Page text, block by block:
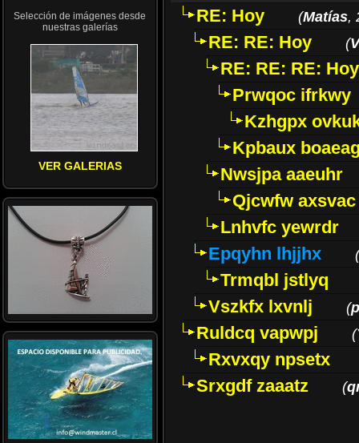
Selección de imágenes desde
nuestras galerías
VER GALERIAS
RE: Hoy (Matías,
RE: RE: Hoy (
RE: RE: RE: Hoy
Prwqoc ifrkwy
Kzhgpx
Kpbaux
Nwsjpa aaeuhr
Qjcwfw axsvac
Lnhvfc yewrdr
Epqyhn lhjjhx
(
Trmqbl jstlyq
Vszkfx lxvnlj
(
Ruldcq vapwpj (
Rxvxqy npsetx
Srxgdf zaaatz
(